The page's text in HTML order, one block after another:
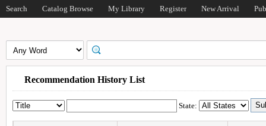
Search Catalog Browse My Library Register New Arrival
Recommendation History List
State: